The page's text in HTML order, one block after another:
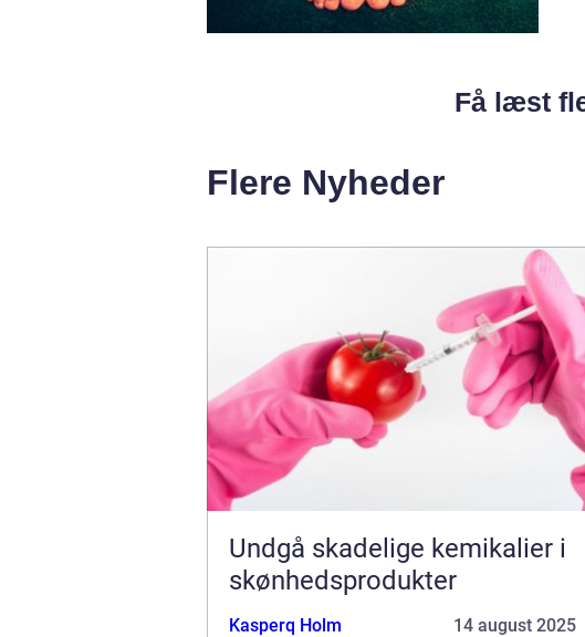
Få læst
Flere Nyheder
Undgå skadelige kemikalier i
skønhedsprodukter
Kasperq Holm 14 august 2025